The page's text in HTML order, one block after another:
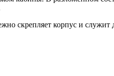
скрепляет корпус и служит